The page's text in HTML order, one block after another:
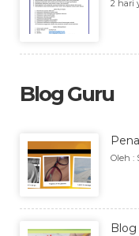
2 hari
Blog Guru
Oleh :
Blog